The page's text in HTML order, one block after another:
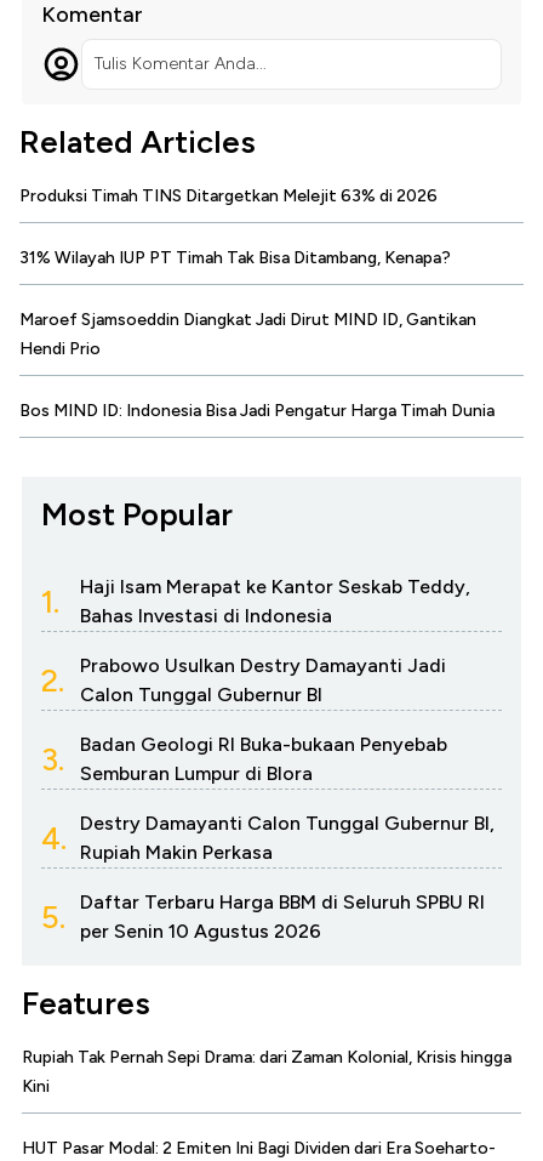
Komentar
Tulis Komentar Anda...
Related Articles
Produksi Timah TINS Ditargetkan Melejit 63% di 2026
31% Wilayah IUP PT Timah Tak Bisa Ditambang, Kenapa?
Maroef Sjamsoeddin Diangkat Jadi Dirut MIND ID, Gantikan
Hendi Prio
Bos MIND ID: Indonesia Bisa Jadi Pengatur Harga Timah Dunia
Most Popular
1.
Haji Isam Merapat ke Kantor Seskab Teddy,
Bahas Investasi di Indonesia
2.
Prabowo Usulkan Destry Damayanti Jadi
Calon Tunggal Gubernur BI
3.
Badan Geologi RI Buka-bukaan Penyebab
Semburan Lumpur di Blora
4.
Destry Damayanti Calon Tunggal Gubernur BI,
Rupiah Makin Perkasa
5.
Daftar Terbaru Harga BBM di Seluruh SPBU RI
per Senin 10 Agustus 2026
Features
Rupiah Tak Pernah Sepi Drama: dari Zaman Kolonial, Krisis hingga
Kini
HUT Pasar Modal: 2 Emiten Ini Bagi Dividen dari Era Soeharto-